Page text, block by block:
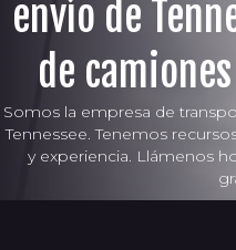
envío de
de
Somos la empresa de
Tennessee. Tenemos
y experiencia. Llámenos